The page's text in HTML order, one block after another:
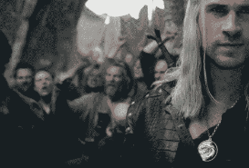
Carlos Notario
Un estilo arriesgado y
Al ser una peleadora cuyo estilo de
constante presión a corta
con una jugabilidad muy